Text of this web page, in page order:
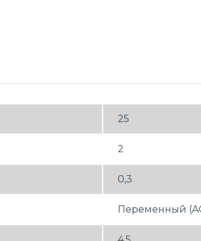
25
2
0,3
Переменный